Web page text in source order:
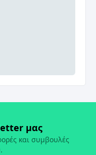
μας
και συμβουλές